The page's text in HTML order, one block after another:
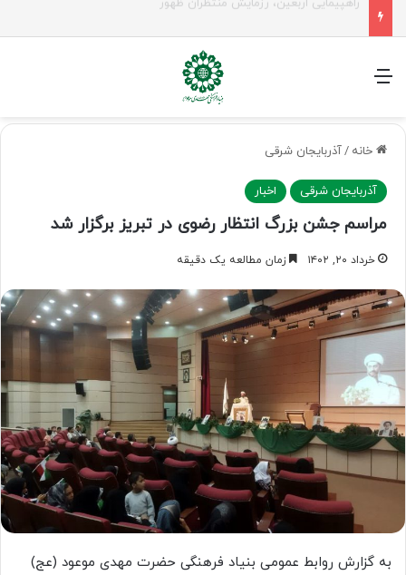
منو
خانه /آذربایجان شرقی
آذربایجان شرقی اخبار
مراسم جشن بزرگ انتظار رضوی در تبریز برگزار شد
خرداد ۲۰, ۱۴۰۲ زمان مطالعه یک دقیقه
به گزارش روابط عمومی بنیاد فرهنگی حضرت مهدی موعود (عج)